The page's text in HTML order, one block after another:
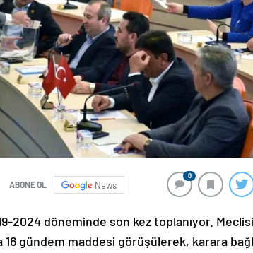
ABONE OL News
0
2024 döneminde son kez toplanıyor.
16 gündem maddesi görüşülerek, karara